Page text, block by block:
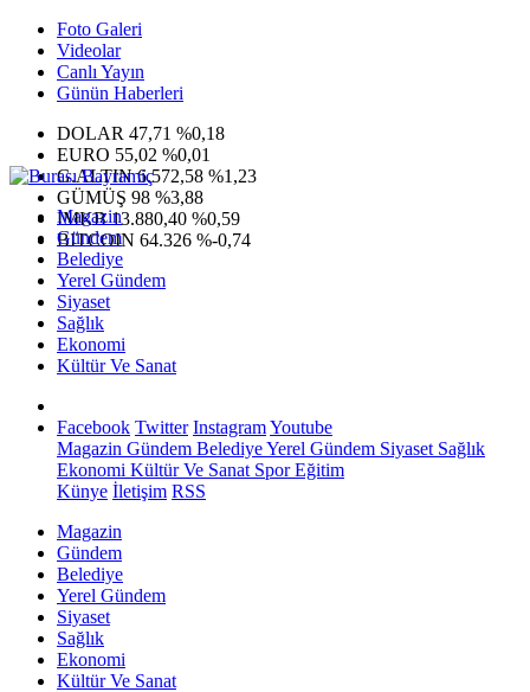
Foto Galeri
Videolar
Canlı Yayın
Günün Haberleri
DOLAR 47,71 %0,18
EURO 55,02 %0,01
G.ALTIN6.572,58 %1,23
GÜMÜŞ 98 %3,88
IMKB13.880,40 %0,59
BITCOIN 64.326 %-0,74
Magazin
Gündem
Belediye
Yerel Gündem
Siyaset
Sağlık
Ekonomi
Kültür Ve Sanat
Facebook Twitter InstagramYoutube
Magazin Gündem BelediyeYerel Gündem Siyaset Sağlık
Ekonomi Kültür Ve Sanat SporEğitim
Künye İletişim RSS
Magazin
Gündem
Belediye
Yerel Gündem
Siyaset
Sağlık
Ekonomi
Kültür Ve Sanat